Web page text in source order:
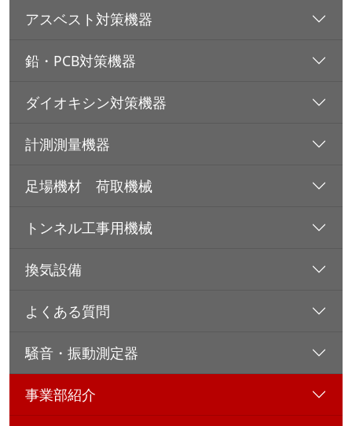
アスベスト対策機器
鉛・PCB対策機器
ダイオキシン対策機器
計測測量機器
足場機材 荷取機械
トンネル工事用機械
換気設備
よくある質問
騒音・振動測定器
事業部紹介